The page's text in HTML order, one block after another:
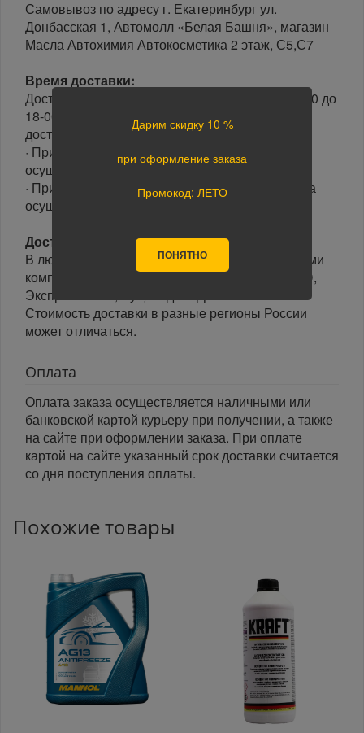
Самовывоз по адресу г. Екатеринбург ул.
Донбасская 1, Автомолл «Белая Башня», магазин
Масла Автохимия Автокосметика 2 этаж, С5,С7
Время доставки:
Доставка осуществляется в рабочие дни с 10-00 до
18-00 часов. Минимальный интервал времени
доставки 3 часа.
· При оформлении заказа до 15-00, доставка
осуществляется в день заказа.
· При оформлении заказа после 15-00, доставка
осуществляется на следующий день.
Доставка по России:
В любой уголок России доставим транспортными
компаниями: Boxberry, Почта России, ПЭК, GTD,
Экспресс Авто, Луч, Яндекс.Доставка.
Стоимость доставки в разные регионы России
может отличаться.
Оплата
Оплата заказа осуществляется наличными или
банковской картой курьеру при получении, а также
на сайте при оформлении заказа. При оплате
картой на сайте указанный срок доставки считается
со дня поступления оплаты.
Похожие товары
Дарим скидку 10 %
при оформление заказа
Промокод: ЛЕТО
ПОНЯТНО